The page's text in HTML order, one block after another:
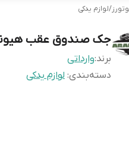
/لوازم یدکی
جک صندوق عقب هیوندای سانتافه
برند:وارداتی
دسته‌بندی: لوازم یدکی